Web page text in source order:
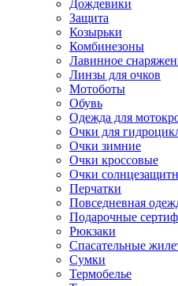
Дождевики
Защита
Козырьки
Комбинезоны
Лавинное
Линзы для очков
Мотоботы
Обувь
Одежда для
Очки для
Очки зимние
Очки кроссовые
Очки
Перчатки
Повседневная
Подарочные
Рюкзаки
Спасательные
Сумки
Термобелье